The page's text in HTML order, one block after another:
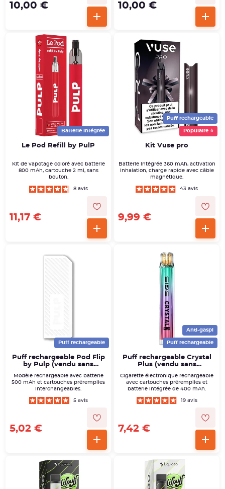
10,00 € 10,00 €
Batterie intégrée
Le Pod Refill by PulP
Kit de vapotage coloré avec batterie
800 mAh, cartouche 2 ml, sans
bouton.
8 avis
11,17 €
Puff rechargeable
Populaire ⭐
Kit Vuse pro
Batterie intégrée 360 mAh, activation
inhalation, charge rapide avec câble
magnétique.
43 avis
9,99 €
Puff rechargeable
Puff rechargeable Pod Flip
by Pulp (vendu sans
Modèle rechargeable avec batterie
500 mAh et cartouches préremplies
interchangeables.
5 avis
5,02 €
Anti-gaspi
Puff rechargeable
Puff rechargeable Crystal
Plus (vendu sans
Cigarette électronique rechargeable
avec cartouches préremplies et
batterie intégrée de 400 mAh.
19 avis
7,42 €